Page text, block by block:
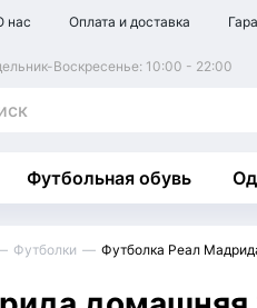
нас Оплата и доставка
Воскресенье: 10:00 - 22:00
Футбольная обувь
Футболки Футболка Реал